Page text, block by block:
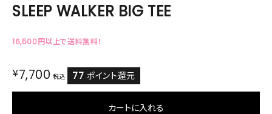
SLEEP WALKER BIG TEE
16,500円以上で送料無料！
¥7,700 税込 77 ポイント還元
カートに入れる